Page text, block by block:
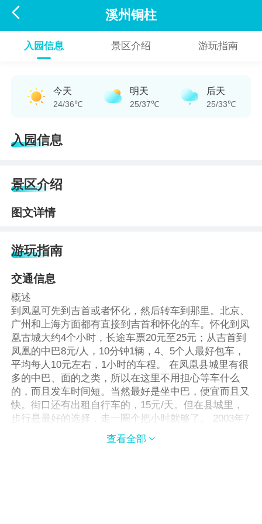
 溪州铜柱
入园信息 景区介绍 游玩指南
今天
24/36℃
明天
25/37℃
后天
25/33℃
入园信息
景区介绍
图文详情
游玩指南
交通信息
概述
到凤凰可先到吉首或者怀化，然后转车到那里。北京、
广州和上海方面都有直接到吉首和怀化的车。怀化到凤
凰古城大约4个小时，长途车票20元至25元；从吉首到
凤凰的中巴8元/人，10分钟1辆，4、5个人最好包车，
平均每人10元左右，1小时的车程。 在凤凰县城里有很
多的中巴、面的之类，所以在这里不用担心等车什么
的，而且发车时间短。当然最好是坐中巴，便宜而且又
快。街口还有出租自行车的，15元/天。但在县城里，
步行是最好的选择，走一圈个把小时就够了。 2003年7
月1日起“黄包车”（机动三轮车，城内4元那种）
查看全部 